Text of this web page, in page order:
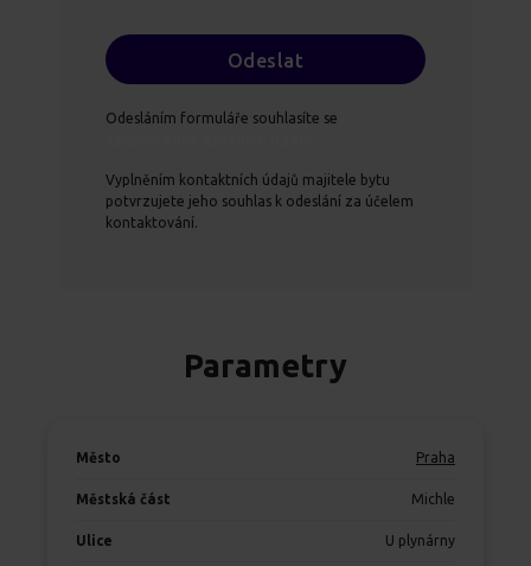
Odesláním formuláře souhlasíte se
Vyplněním kontaktních údajů majitele bytu
potvrzujete jeho souhlas k odeslání za účelem
kontaktování.
Parametry
Město Praha
Městská část Michle
Ulice U plynárny